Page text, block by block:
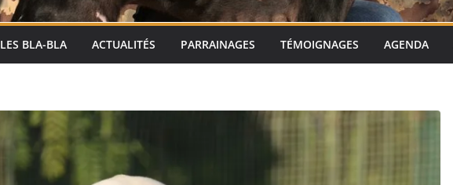
LES BLA-BLA ACTUALITÉS PARRAINAGES TÉMOIGNAGES AGENDA